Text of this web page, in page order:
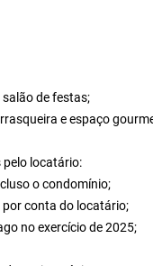
de festas;
e espaço
pelo locatário:
o condomínio;
por conta do locatário;
no exercício de 2025;